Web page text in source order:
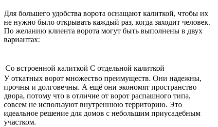
Для большего удобства ворота оснащают калиткой, чтобы их
не нужно было открывать каждый раз, когда заходит человек.
По желанию клиента ворота могут быть выполнены в двух
вариантах:
Со встроенной калиткой С отдельной калиткой
У откатных ворот множество преимуществ. Они надежны,
прочны и долговечны. А ещё они экономят пространство
двора, потому что в отличие от ворот распашного типа,
совсем не используют внутреннюю территорию. Это
идеальное решение для домов с небольшим приусадебным
участком.